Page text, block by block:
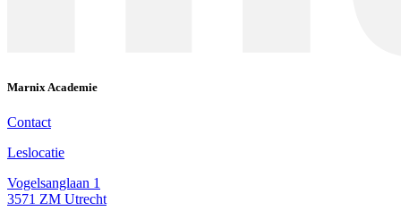
Marnix Academie
Contact
Leslocatie
Vogelsanglaan 1
3571 ZM Utrecht